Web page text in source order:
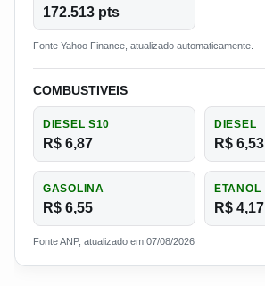
172.513 pts
Fonte Yahoo Finance, atualizado automaticamente.
COMBUSTIVEIS
DIESEL S10
R$ 6,87
DIESEL
R$ 6,53
GASOLINA
R$ 6,55
ETANOL
R$ 4,17
Fonte ANP, atualizado em 07/08/2026